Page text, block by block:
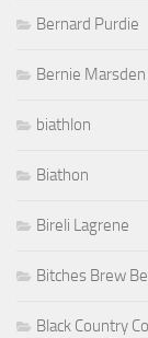
Bernard Purdie
Bernie Marsden
biathlon
Biathon
Bireli Lagrene
Bitches Brew
Black Country